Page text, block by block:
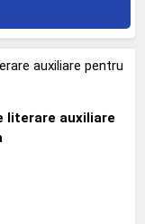
literare auxiliare